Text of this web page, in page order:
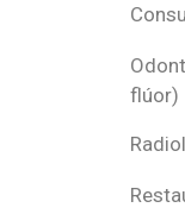
flúor)